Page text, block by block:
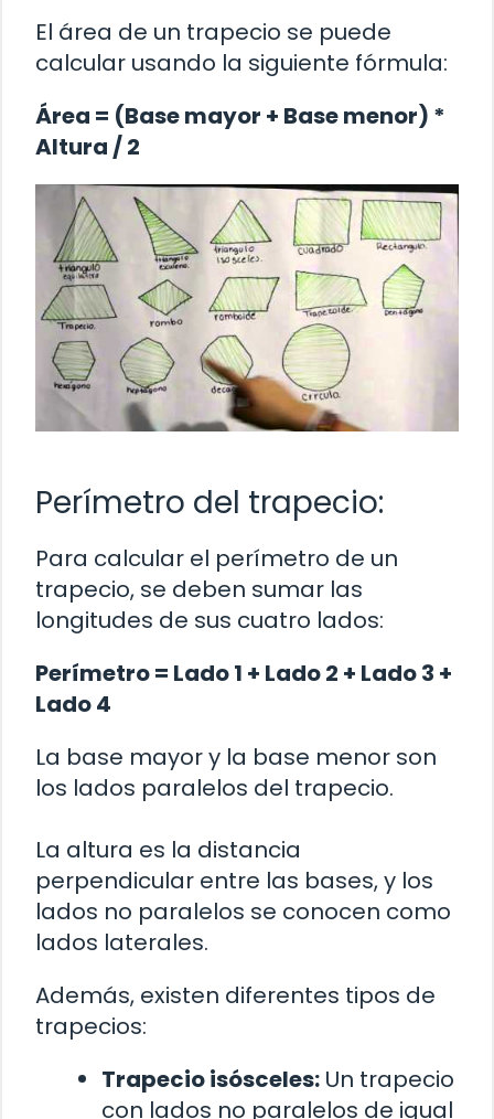
El área de un trapecio se puede
calcular usando la siguiente fórmula:
Área = (Base mayor + Base menor) *
Altura / 2
Perímetro del trapecio:
Para calcular el perímetro de un
trapecio, se deben sumar las
longitudes de sus cuatro lados:
Perímetro = Lado 1 + Lado 2 + Lado 3 +
Lado 4
La base mayor y la base menor son
los lados paralelos del trapecio.
La altura es la distancia
perpendicular entre las bases, y los
lados no paralelos se conocen como
lados laterales.
Además, existen diferentes tipos de
trapecios:
Trapecio isósceles: Un trapecio
con lados no paralelos de igual